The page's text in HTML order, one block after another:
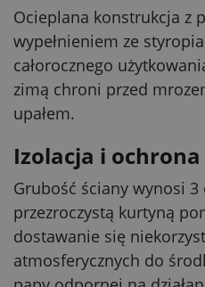
Ocieplana konstrukcja z
wypełnieniem ze
całorocznego
zimą chroni przed
upałem.
Izolacja i
Grubość ściany wynosi 3
przezroczystą kurtyną
dostawanie się
atmosferycznych do